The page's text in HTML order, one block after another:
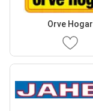
Orve Hogar